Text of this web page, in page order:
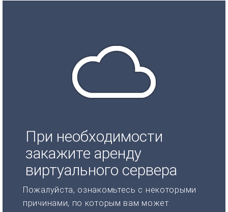
При необходимости
закажите аренду
виртуального сервера
Пожалуйста, ознакомьтесь с некоторыми
причинами, по которым вам может